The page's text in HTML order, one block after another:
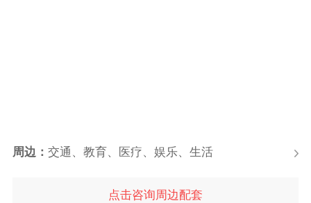
周边： 交通、教育、医疗、娱乐、生活
点击咨询周边配套